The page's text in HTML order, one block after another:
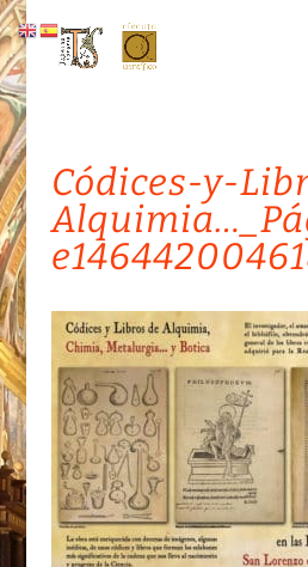
Códices-y-